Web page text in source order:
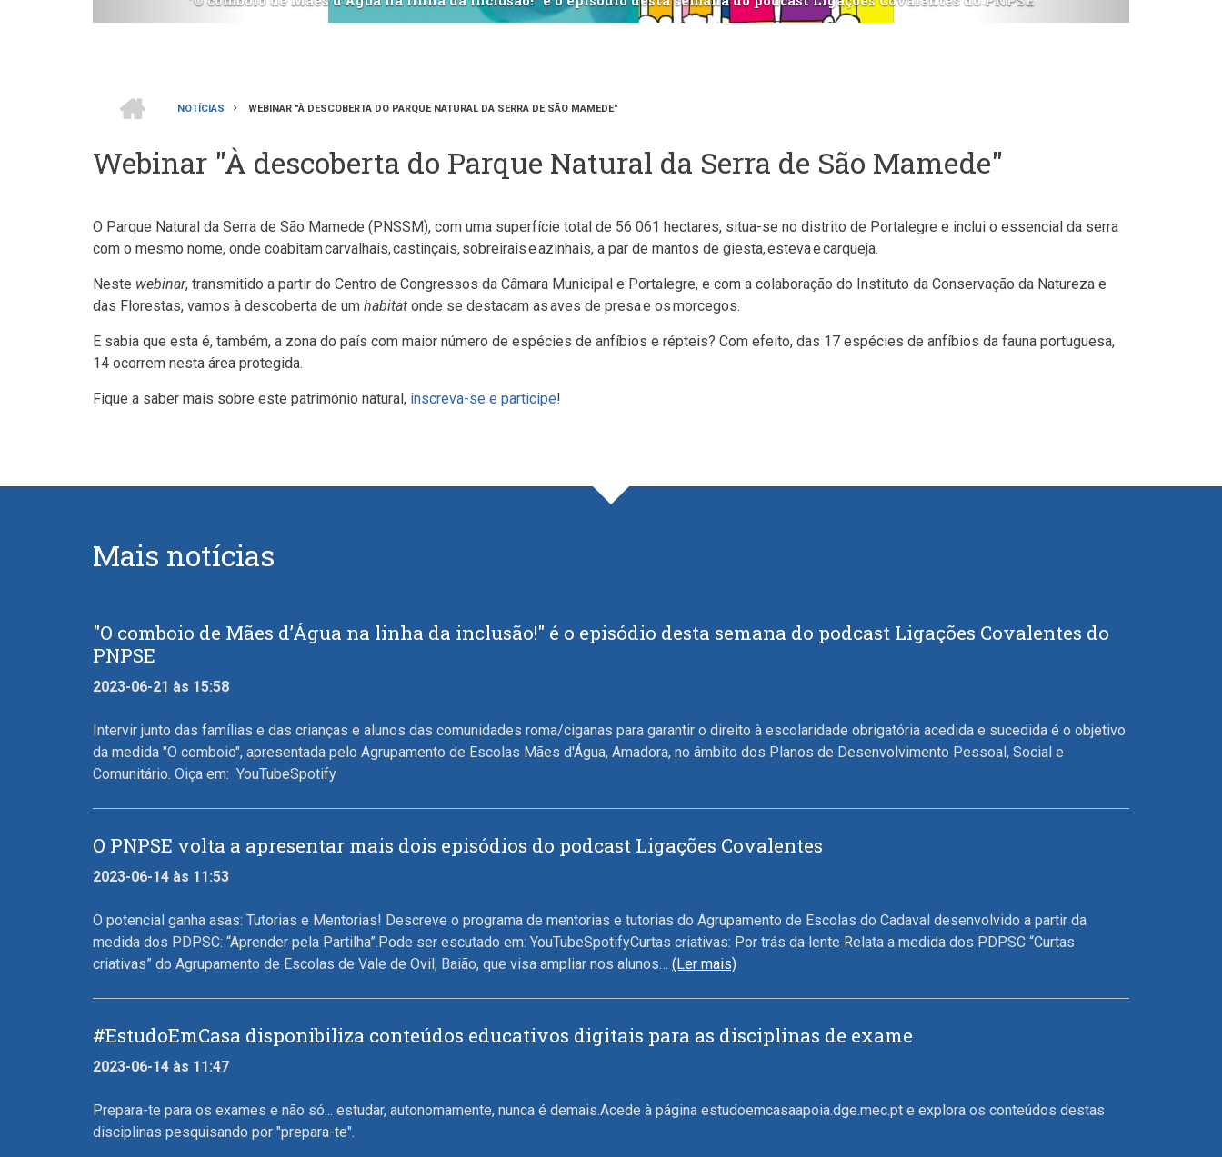
estrutural
NOTÍCIAS
WEBINAR "À DESCOBERTA DO PARQUE NATURAL DA SERRA DE SÃO MAMEDE"
Webinar "À descoberta do Parque Natural da Serra de São Mamede"
O Parque Natural da Serra de São Mamede (PNSSM), com uma superfície total de 56 061 hectares, situa-se no distrito de Portalegre e inclui o essencial da serra
com o mesmo nome, onde coabitam carvalhais, castinçais, sobreirais e azinhais, a par de mantos de giesta, esteva e carqueja.
Neste webinar, transmitido a partir do Centro de Congressos da Câmara Municipal e Portalegre, e com a colaboração do Instituto da Conservação da Natureza e
das Florestas, vamos à descoberta de um habitat onde se destacam as aves de presa e os morcegos.
E sabia que esta é, também, a zona do país com maior número de espécies de anfíbios e répteis? Com efeito, das 17 espécies de anfíbios da fauna portuguesa,
14 ocorrem nesta área protegida.
Fique a saber mais sobre este património natural, inscreva-se e participe!
Mais notícias
"O comboio de Mães d’Água na linha da inclusão!" é o episódio desta semana do podcast Ligações Covalentes do
PNPSE
2023-06-21 às 15:58
Intervir junto das famílias e das crianças e alunos das comunidades roma/ciganas para garantir o direito à escolaridade obrigatória acedida e sucedida é o objetivo
da medida "O comboio", apresentada pelo Agrupamento de Escolas Mães d'Água, Amadora, no âmbito dos Planos de Desenvolvimento Pessoal, Social e
Comunitário. Oiça em: YouTubeSpotify
O PNPSE volta a apresentar mais dois episódios do podcast Ligações Covalentes
2023-06-14 às 11:53
O potencial ganha asas: Tutorias e Mentorias! Descreve o programa de mentorias e tutorias do Agrupamento de Escolas do Cadaval desenvolvido a partir da
medida dos PDPSC: “Aprender pela Partilha”.Pode ser escutado em: YouTubeSpotifyCurtas criativas: Por trás da lente Relata a medida dos PDPSC “Curtas
criativas” do Agrupamento de Escolas de Vale de Ovil, Baião, que visa ampliar nos alunos… (Ler mais)
#EstudoEmCasa disponibiliza conteúdos educativos digitais para as disciplinas de exame
2023-06-14 às 11:47
Prepara-te para os exames e não só... estudar, autonomamente, nunca é demais.Acede à página estudoemcasaapoia.dge.mec.pt e explora os conteúdos destas
disciplinas pesquisando por "prepara-te".